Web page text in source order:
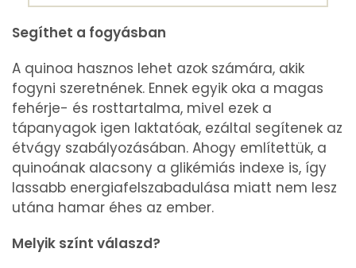
Segíthet a fogyásban
A quinoa hasznos lehet azok számára, akik
fogyni szeretnének. Ennek egyik oka a magas
fehérje- és rosttartalma, mivel ezek a
tápanyagok igen laktatóak, ezáltal segítenek az
étvágy szabályozásában. Ahogy említettük, a
quinoának alacsony a glikémiás indexe is, így
lassabb energiafelszabadulása miatt nem lesz
utána hamar éhes az ember.
Melyik színt válaszd?